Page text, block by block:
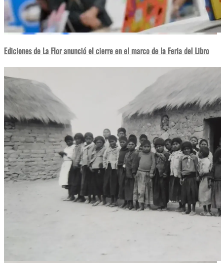
Ediciones de La Flor anunció el cierre en el marco de la Feria del Libro